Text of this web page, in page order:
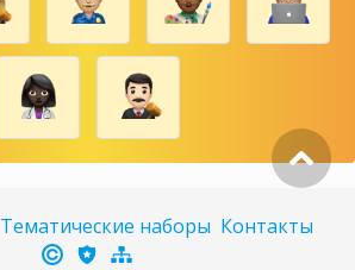
Тематические наборы Контакты